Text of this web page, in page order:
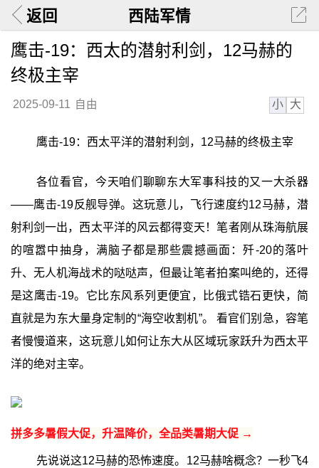
返回 西陆军情
鹰击-19：西太的潜射利剑，12马赫的
终极主宰
2025-09-11 自由 小 大
鹰击-19：西太平洋的潜射利剑，12马赫的终极主宰
各位看官，今天咱们聊聊东大军事科技的又一大杀器
——鹰击-19反舰导弹。这玩意儿，飞行速度约12马赫，潜
射利剑一出，西太平洋的风云都得变天！笔者刚从珠海航展
的喧嚣中抽身，满脑子都是那些震撼画面：歼-20的落叶
升、无人机海战术的哒哒声，但最让笔者拍案叫绝的，还得
是这鹰击-19。它比东风系列更便宜，比俄式锆石更快，简
直就是为东大量身定制的“海空收割机”。 看官们别急，容笔
者慢慢道来，这玩意儿如何让东大从区域玩家跃升为西太平
洋的绝对主宰。
拼多多暑假大促，升温降价，全品类暑期大促 →
先说说这12马赫的恐怖速度。12马赫啥概念？一秒飞4